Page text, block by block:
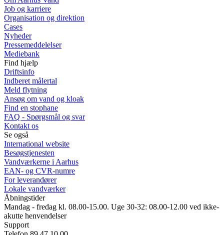
Job og karriere
Organisation og direktion
Cases
Nyheder
Pressemeddelelser
Mediebank
Find hjælp
Driftsinfo
Indberet målertal
Meld flytning
Ansøg om vand og kloak
Find en stophane
FAQ - Spørgsmål og svar
Kontakt os
Se også
International website
Besøgstjenesten
Vandværkerne i Aarhus
EAN- og CVR-numre
For leverandører
Lokale vandværker
Åbningstider
Mandag - fredag kl. 08.00-15.00. Uge 30-32: 08.00-12.00 ved ikke-
akutte henvendelser
Support